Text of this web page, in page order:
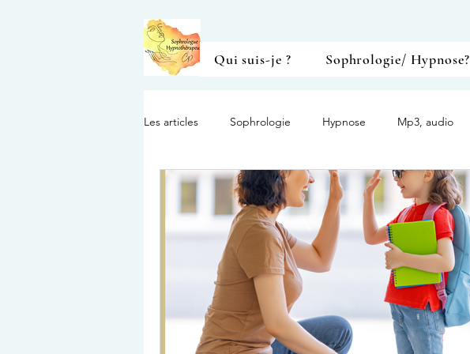
Qui suis-je ? Sophrologie/ Hypnose?
Les articles Sophrologie Hypnose Mp3, audio